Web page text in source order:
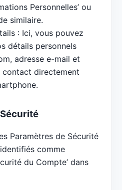
Personnelles’ ou
similaire.
: Ici, vous pouvez
détails personnels
adresse e-mail et
directement
Paramètres de Sécurité
comme
du Compte’ dans